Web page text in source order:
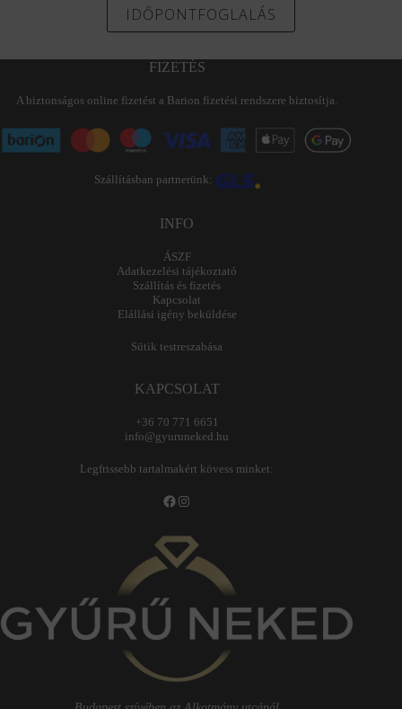
IDŐPONTFOGLALÁS
FIZETÉS
A biztonságos online fizetést a Barion fizetési rendszere biztosítja.
Szállításban partnerünk:
INFO
ÁSZF
Adatkezelési tájékoztató
Szállítás és fizetés
Kapcsolat
Elállási igény beküldése
Sütik testreszabása
KAPCSOLAT
+36 70 771 6651
info@gyuruneked.hu
Legfrissebb tartalmakért kövess minket:
Facebook
Instagram